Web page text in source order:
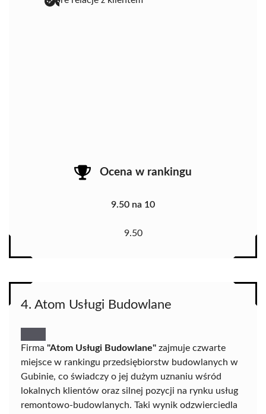
Ocena w rankingu
9.50 na 10
9.50
4. Atom Usługi Budowlane
Firma "Atom Usługi Budowlane" zajmuje czwarte
miejsce w rankingu przedsiębiorstw budowlanych w
Gubinie, co świadczy o jej dużym uznaniu wśród
lokalnych klientów oraz silnej pozycji na rynku usług
remontowo-budowlanych. Taki wynik odzwierciedla